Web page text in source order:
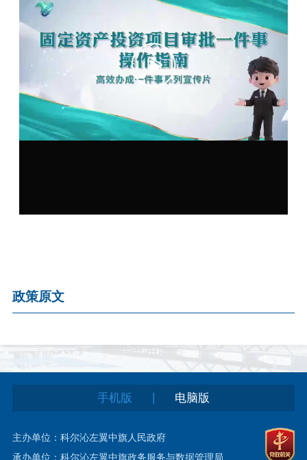
政策原文
手机版 电脑版
主办单位：科尔沁左翼中旗人民政府
承办单位：科尔沁左翼中旗政务服务与数据管理局